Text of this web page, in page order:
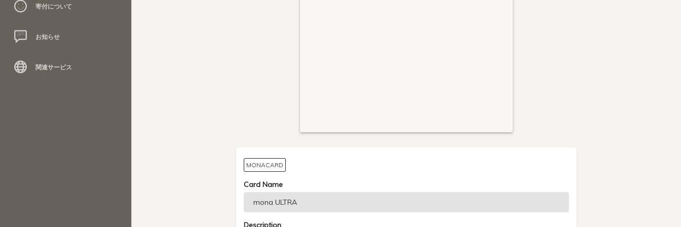
寄付について
お知らせ
関連サービス
MONACARD
Card Name
Description